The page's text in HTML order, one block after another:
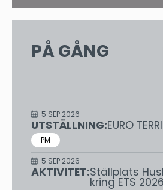
PÅ GÅNG
5 SEP 2026
UTSTÄLLNING:EURO
PM
5 SEP 2026
AKTIVITET:Ställplats
kring ETS 2026